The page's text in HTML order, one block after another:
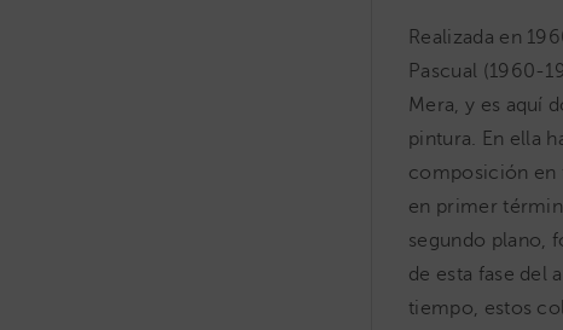
Realizada en
Pascual (1960-
Mera, y es aquí
pintura. En ella
composición en
en primer
segundo plano,
de esta fase del
tiempo, estos